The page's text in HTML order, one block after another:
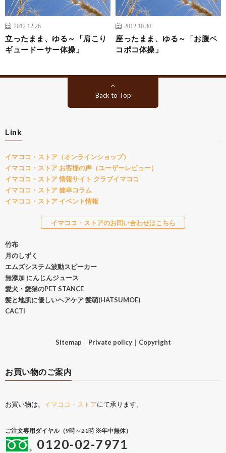
2012.12.26
立ったまま、ゆる～「肩こり
ギュードーサー体操」
2012.10.30
座ったまま、ゆる～「お腹ペ
コポコ体操」
Back to Top
Link
イマココ・ストア（オンラインショップ）
イマココ・ストア お客様の声（ユーザーレビュー）
イマココ・ストア 情報サイト クラブイマココ
イマココ・ストア 健幸コラム
イマココ・ストア イベント情報
イマココ・ストアのお問い合わせはこちら
竹布
月のしずく
エムズシステム波動スピーカー
無添加 にんじんジュース
愛犬・愛猫のPET STANCE
髪と地肌に優しいヘアケア 髪萌(HATSUMOE)
CACTI
Sitemap ｜ Private policy｜ Copyright
お買い物のご案内
お買い物は、 イマココ・ストアにて承ります。
ご注文専用ダイヤル（9時～21時 ※年中無休）
0120-02-7971